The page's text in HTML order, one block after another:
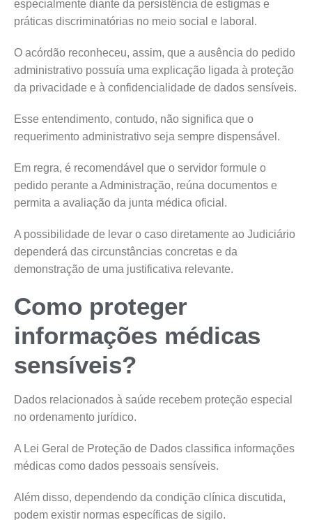
especialmente diante da persistência de estigmas e
práticas discriminatórias no meio social e laboral.
O acórdão reconheceu, assim, que a ausência do pedido
administrativo possuía uma explicação ligada à proteção
da privacidade e à confidencialidade de dados sensíveis.
Esse entendimento, contudo, não significa que o
requerimento administrativo seja sempre dispensável.
Em regra, é recomendável que o servidor formule o
pedido perante a Administração, reúna documentos e
permita a avaliação da junta médica oficial.
A possibilidade de levar o caso diretamente ao Judiciário
dependerá das circunstâncias concretas e da
demonstração de uma justificativa relevante.
Como proteger
informações médicas
sensíveis?
Dados relacionados à saúde recebem proteção especial
no ordenamento jurídico.
A Lei Geral de Proteção de Dados classifica informações
médicas como dados pessoais sensíveis.
Além disso, dependendo da condição clínica discutida,
podem existir normas específicas de sigilo.